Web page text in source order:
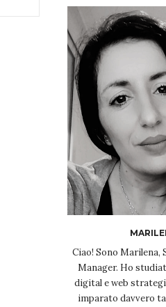
Ciao! Sono
Manager. Ho
digital e web
imparato davvero